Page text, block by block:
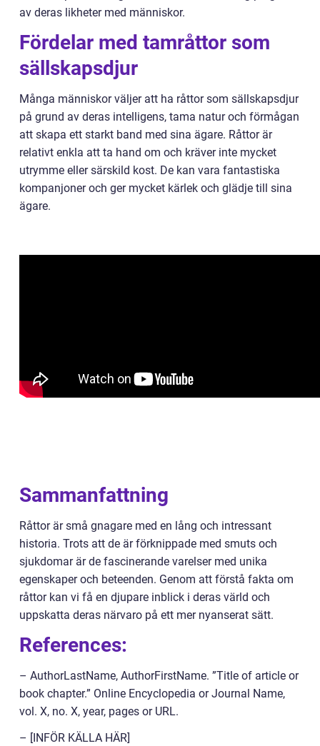
av deras likheter med människor.
Fördelar med tamråttor som
sällskapsdjur
Många människor väljer att ha råttor som sällskapsdjur
på grund av deras intelligens, tama natur och förmågan
att skapa ett starkt band med sina ägare. Råttor är
relativt enkla att ta hand om och kräver inte mycket
utrymme eller särskild kost. De kan vara fantastiska
kompanjoner och ger mycket kärlek och glädje till sina
ägare.
Sammanfattning
Råttor är små gnagare med en lång och intressant
historia. Trots att de är förknippade med smuts och
sjukdomar är de fascinerande varelser med unika
egenskaper och beteenden. Genom att förstå fakta om
råttor kan vi få en djupare inblick i deras värld och
uppskatta deras närvaro på ett mer nyanserat sätt.
References:
– AuthorLastName, AuthorFirstName. ”Title of article or
book chapter.” Online Encyclopedia or Journal Name,
vol. X, no. X, year, pages or URL.
– [INFÖR KÄLLA HÄR]